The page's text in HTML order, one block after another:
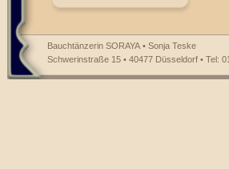
Bauchtänzerin SORAYA • Sonja Teske
Schwerinstraße 15 • 40477 Düsseldorf • Tel: